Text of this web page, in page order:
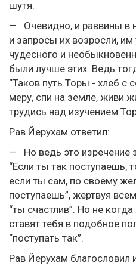
шутя:
— Очевидно, и раввины в
и запросы их возросли, им
чудесного и
были лучше этих. Ведь
“Таков путь Торы - хлеб с
меру, спи на земле, живи
трудись над изучением
Рав Йерухам ответил:
— Но ведь это изречение
“Если ты так поступаешь,
если ты сам, по своему
поступаешь”, жертвуя
“ты счастлив”. Но не
ставят тебя в подобное
“поступать так”.
Рав Йерухам благословил